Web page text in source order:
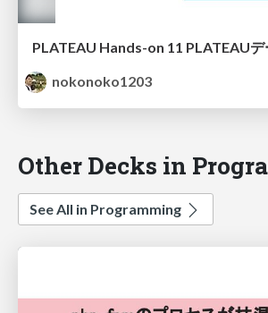
nokonoko1203
Other Decks in
See All in Programming